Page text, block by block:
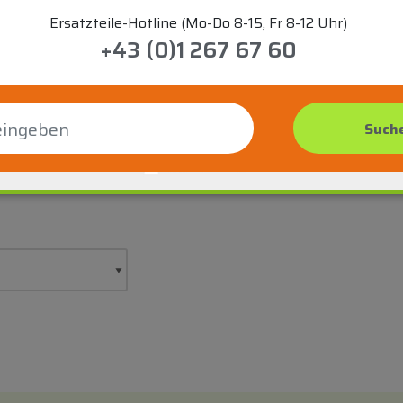
Ersatzteile-Hotline (Mo-Do 8-15, Fr 8-12 Uhr)
+43 (0)1 267 67 60